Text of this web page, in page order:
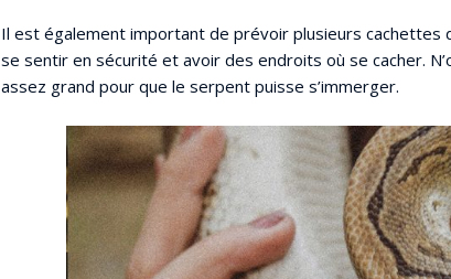
Il est également important de prévoir plusieurs cachettes
se sentir en sécurité et avoir des endroits où se cacher.
assez grand pour que le serpent puisse s’immerger.